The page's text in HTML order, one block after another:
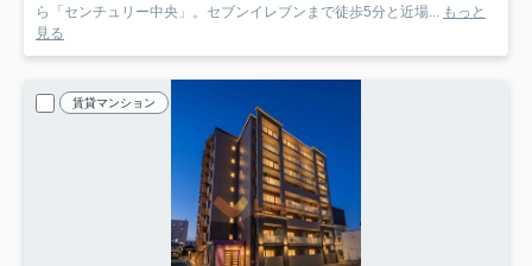
ら「センチュリー中央」。セブンイレブンまで徒歩5分と近場...
もっと
見る
賃貸マンション